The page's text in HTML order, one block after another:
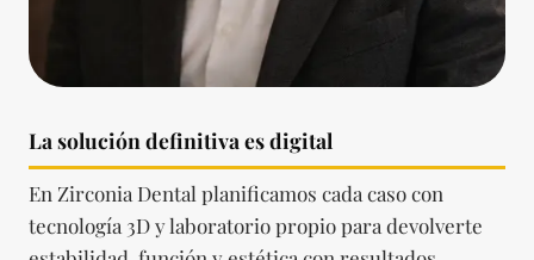
La solución definitiva es digital
En Zirconia Dental planificamos cada caso con
tecnología 3D y laboratorio propio para devolverte